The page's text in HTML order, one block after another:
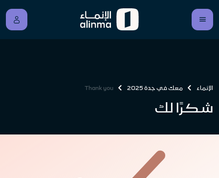
الإنماء معك في جدة 2025 Thank you
شكرًا لك